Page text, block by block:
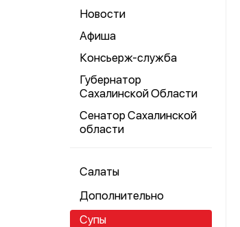
Новости
Афиша
Консьерж-служба
Губернатор
Сахалинской Области
Сенатор Сахалинской
области
Салаты
Дополнительно
Супы